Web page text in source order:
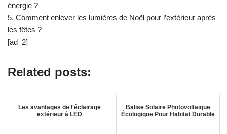
énergie ?
5. Comment enlever les lumières de Noël pour l’extérieur après
les fêtes ?
[ad_2]
Related posts:
Les avantages de l'éclairage
extérieur à LED
Balise Solaire Photovoltaïque
Écologique Pour Habitat Durable